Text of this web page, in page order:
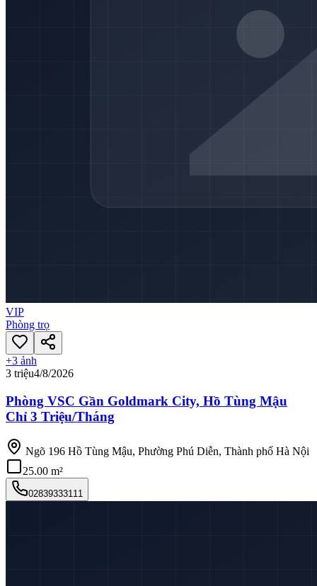
VIP
Phòng trọ
+3 ảnh
3 triệu4/8/2026
Phòng VSC Gần Goldmark City, Hồ Tùng Mậu
Chỉ 3 Triệu/Tháng
Ngõ 196 Hồ Tùng Mậu, Phường Phú Diễn, Thành phố Hà Nội
25.00 m²
02839333111